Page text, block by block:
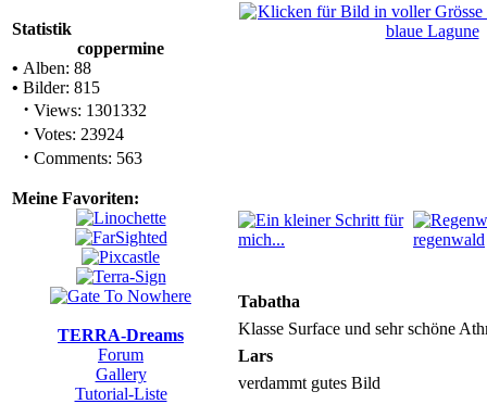
Statistik
coppermine
• Alben: 88
• Bilder: 815
· Views: 1301332
· Votes: 23924
· Comments: 563
Meine Favoriten:
TERRA-Dreams
Forum
Gallery
Tutorial-Liste
Tabatha
Klasse Surface und sehr schöne
Lars
verdammt gutes Bild